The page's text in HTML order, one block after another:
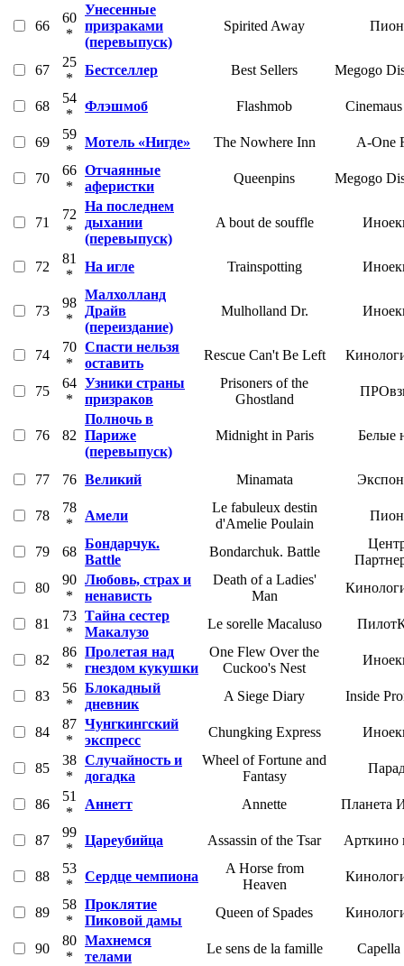
66
60
*
Унесенные
призраками
(перевыпуск)
Spirited Away
67
25
*
Бестселлер Best Sellers Megogo
68
54
*
Флэшмоб Flashmob
69
59
*
Мотель «Нигде» The Nowhere Inn A-One
70
66
*
Отчаянные
аферистки
Queenpins Megogo
71
72
*
На последнем
дыхании
(перевыпуск)
A bout de souffle
72
81
*
На игле Trainspotting
73
98
*
Малхолланд
Драйв
(переиздание)
Mulholland Dr.
74
70
*
Спасти нельзя
оставить
Rescue Can't Be Left
75
64
*
Узники страны
призраков
Prisoners of the
Ghostland
76 82
Полночь в
Париже
(перевыпуск)
Midnight in Paris Белые
77 76 Великий Minamata
78
78
*
Амели
Le fabuleux destin
d'Amelie Poulain
79 68
Бондарчук.
Battle
Bondarchuk. Battle
80
90
*
Любовь, страх и
ненависть
Death of a Ladies'
Man
81
73
*
Тайна сестер
Макалузо
Le sorelle Macaluso
82
86
*
Пролетая над
гнездом кукушки
One Flew Over the
Cuckoo's Nest
83
56
*
Блокадный
дневник
A Siege Diary Inside
84
87
*
Чунгкингский
экспресс
Chungking Express
85
38
*
Случайность и
догадка
Wheel of Fortune and
Fantasy
86
51
*
Аннетт Annette Планета
87
99
*
Цареубийца Assassin of the Tsar Арткино
88
53
*
Сердце чемпиона
A Horse from
Heaven
89
58
*
Проклятие
Пиковой дамы
Queen of Spades
90
80
*
Махнемся
телами
Le sens de la famille